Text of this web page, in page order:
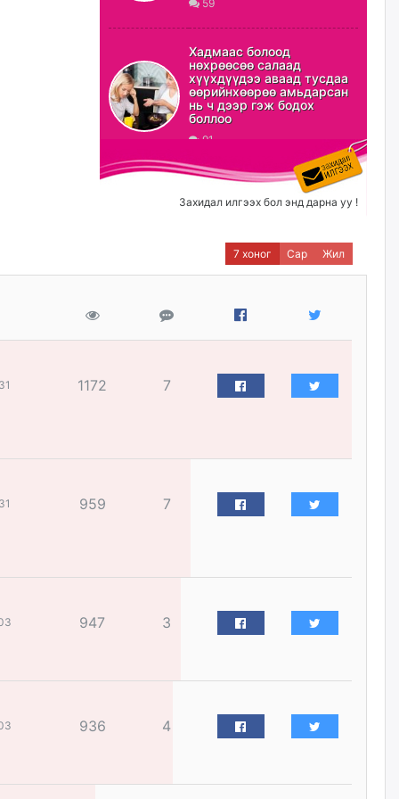
ХЗДХ-ын сайд С.Амарсайхан:
Авлигаар авсан хөрөнгийг
хурааж, нийгмийн сайн
сайхны хөгжилд зориулах
бөгөөд үүнийг хэд хэдэн эрх
бүхий байгууллагаас санал авна
өчигдѳр
Шатахууныг олдож байгаа
газраас нь л авч байна. Үнэ
тарифаас илүү хангамж дээр
анхаарч байна
Ц.Будханд: Дүүгээ гараад
долоон сарын хугацаа
Барилгын салбарын 100
Монгол Улсад 162 вагон - 9720
тонн АИ-92 орж иржээ
Jade Gas: 1.1 тэрбум австрали
эцсийн гэрээг есдүгээр сард
байгуулбал Тавантолгойн
метан хийн үйлдвэрлэлийн
Ханын материалд эхний
ээлжийн 6 блок орон сууцны
өчигдѳр
59
Хадмаас болоод
нөхрөөсөө салаад
хүүхдүүдээ аваад тусдаа
өөрийнхөөрөө амьдарсан
нь ч дээр гэж бодох
боллоо
91
Захидал илгээх бол энд дарна уу !
7 хоног Сар Жил
1172 7
959 7
947 3
936 4